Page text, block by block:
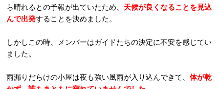
ら晴れるとの予報が出ていたため、 天候が良くなることを見込
んで出発することを決めました。
しかしこの時、メンバーはガイドたちの決定に不安を感じてい
ました。
雨漏りだらけの小屋は夜も強い風雨が入り込んできて、 体が乾